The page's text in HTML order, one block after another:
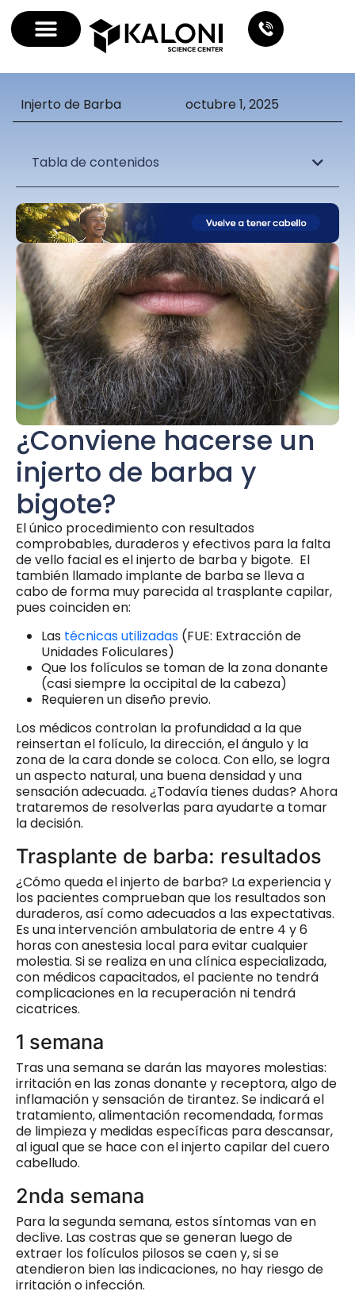
Injerto de Barba octubre 1, 2025
Tabla de contenidos
¿Conviene hacerse un
injerto de barba y
bigote?
El único procedimiento con resultados
comprobables, duraderos y efectivos para la falta
de vello facial es el injerto de barba y bigote. El
también llamado implante de barba se lleva a
cabo de forma muy parecida al trasplante capilar,
pues coinciden en:
Las técnicas utilizadas (FUE: Extracción de
Unidades Foliculares)
Que los folículos se toman de la zona donante
(casi siempre la occipital de la cabeza)
Requieren un diseño previo.
Los médicos controlan la profundidad a la que
reinsertan el folículo, la dirección, el ángulo y la
zona de la cara donde se coloca. Con ello, se logra
un aspecto natural, una buena densidad y una
sensación adecuada. ¿Todavía tienes dudas? Ahora
trataremos de resolverlas para ayudarte a tomar
la decisión.
Trasplante de barba: resultados
¿Cómo queda el injerto de barba? La experiencia y
los pacientes comprueban que los resultados son
duraderos, así como adecuados a las expectativas.
Es una intervención ambulatoria de entre 4 y 6
horas con anestesia local para evitar cualquier
molestia. Si se realiza en una clínica especializada,
con médicos capacitados, el paciente no tendrá
complicaciones en la recuperación ni tendrá
cicatrices.
1 semana
Tras una semana se darán las mayores molestias:
irritación en las zonas donante y receptora, algo de
inflamación y sensación de tirantez. Se indicará el
tratamiento, alimentación recomendada, formas
de limpieza y medidas específicas para descansar,
al igual que se hace con el injerto capilar del cuero
cabelludo.
2nda semana
Para la segunda semana, estos síntomas van en
declive. Las costras que se generan luego de
extraer los folículos pilosos se caen y, si se
atendieron bien las indicaciones, no hay riesgo de
irritación o infección.